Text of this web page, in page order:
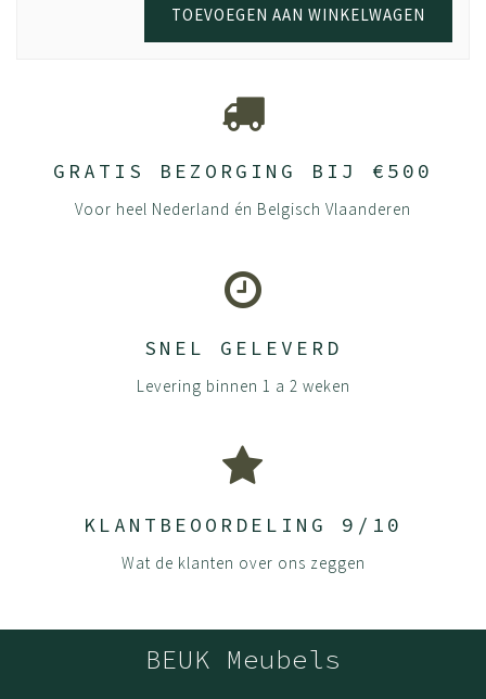
TOEVOEGEN AAN WINKELWAGEN
GRATIS BEZORGING BIJ €500
Voor heel Nederland én Belgisch Vlaanderen
SNEL GELEVERD
Levering binnen 1 a 2 weken
KLANTBEOORDELING 9/10
Wat de klanten over ons zeggen
BEUK Meubels